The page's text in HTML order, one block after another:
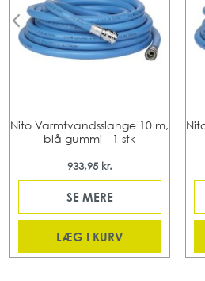
Nito Varmtvandsslange 10 m,
blå gummi - 1 stk
933,95 kr.
SE MERE
LÆG I KURV